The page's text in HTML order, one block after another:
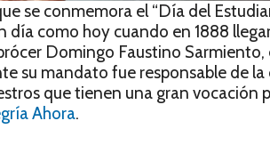
se conmemora el “Día del
día como hoy cuando en 1888
Domingo Faustino
su mandato fue responsable de
que tienen una gran vocación
Ahora.